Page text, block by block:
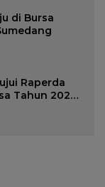
di Bursa
Raperda
Tahun 2026